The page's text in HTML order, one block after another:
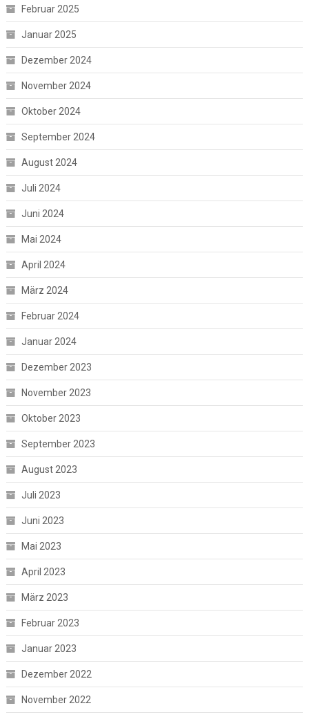
Februar 2025
Januar 2025
Dezember 2024
November 2024
Oktober 2024
September 2024
August 2024
Juli 2024
Juni 2024
Mai 2024
April 2024
März 2024
Februar 2024
Januar 2024
Dezember 2023
November 2023
Oktober 2023
September 2023
August 2023
Juli 2023
Juni 2023
Mai 2023
April 2023
März 2023
Februar 2023
Januar 2023
Dezember 2022
November 2022